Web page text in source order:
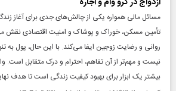
مسائل مالی همواره یکی از چالش‌های جدی برای آغاز
تأمین مسکن، خوراک و پوشاک و امنیت اقتصادی نقش
روانی و رضایت زوجین ایفا می‌کند. با این حال، پول
نیست و مهم‌تر از آن تفاهم، احترام و درک متقابل است.
بیشتر یک ابزار برای بهبود کیفیت زندگی است تا هدف